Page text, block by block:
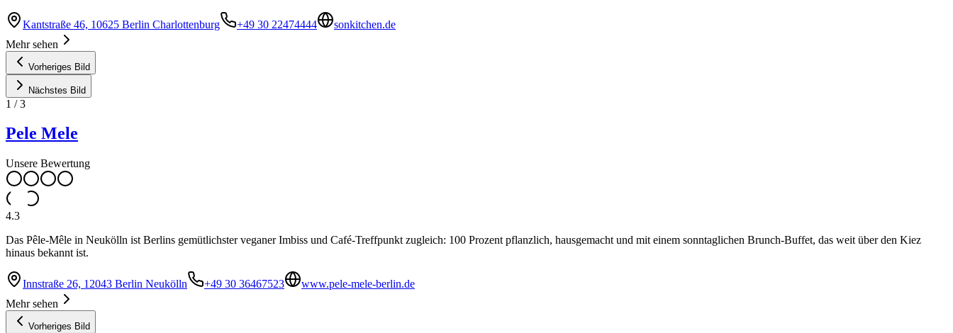
Kantstraße 46, 10625 Berlin Charlottenburg +49 30 22474444
sonkitchen.de
Mehr sehen
Vorheriges Bild
Nächstes Bild
1 /3
Pele Mele
Unsere Bewertung
4.3
Das Pêle-Mêle in Neukölln ist Berlins gemütlichster veganer Imbiss und Café-Treffpunkt zugleich: 100 Prozent pflanzlich, hausgemacht und mit einem sonntaglichen Brunch-Buffet, das weit über den Kiez
hinaus bekannt ist.
Innstraße 26, 12043 Berlin Neukölln +49 30 36467523
www.pele-mele-berlin.de
Mehr sehen
Vorheriges Bild